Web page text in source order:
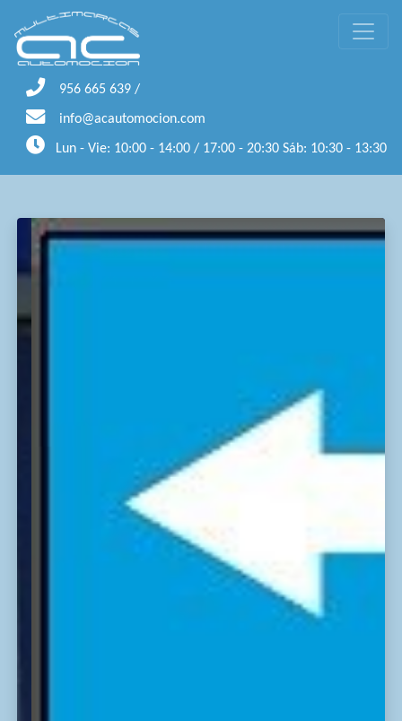
956 665 639 /
info@acautomocion.com
Lun - Vie: 10:00 - 14:00 / 17:00 - 20:30 Sáb: 10:30 - 13:30